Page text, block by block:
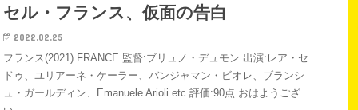
セル・フランス、仮面の告白
2022.02.25
フランス(2021) FRANCE 監督:ブリュノ・デュモン 出演:レア・セ
ドゥ、ユリアーネ・ケーラー、バンジャマン・ビオレ、ブランシ
ュ・ガールディン、Emanuele Arioli etc 評価:90点 おはようござ